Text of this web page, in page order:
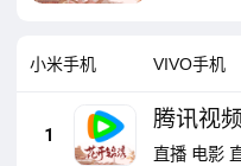
好房源）
小米手机 VIVO手机
1
腾讯视
直播 电影